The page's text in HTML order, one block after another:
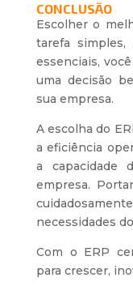
CONCLUSÃO
Escolher o
tarefa simples,
essenciais,
uma decisão
sua empresa.
A escolha do
a eficiência
a capacidade
empresa.
necessidades
Com o ERP
para crescer,